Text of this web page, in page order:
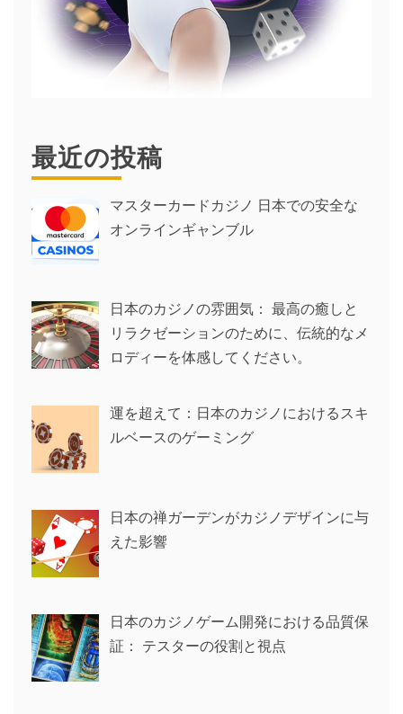
最近の投稿
マスターカードカジノ 日本での安全な
オンラインギャンブル
日本のカジノの雰囲気： 最高の癒しと
リラクゼーションのために、伝統的なメ
ロディーを体感してください。
運を超えて：日本のカジノにおけるスキ
ルベースのゲーミング
日本の禅ガーデンがカジノデザインに与
えた影響
日本のカジノゲーム開発における品質保
証： テスターの役割と視点